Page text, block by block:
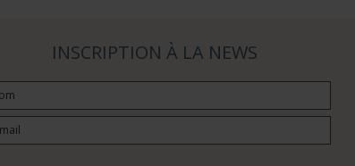
INSCRIPTION À LA NEWS